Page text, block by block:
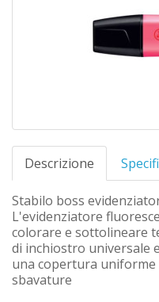
Descrizione
Stabilo boss
L'evidenziatore
colorare e sottolineare
di inchiostro universale
una copertura uniforme
sbavature